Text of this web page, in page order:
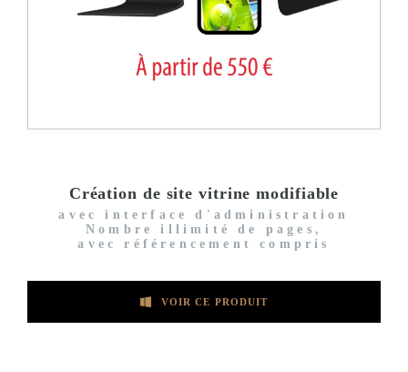
Création de site vitrine modifiable
avec interface d'administration
Nombre illimité de pages,
avec référencement compris
VOIR CE PRODUIT